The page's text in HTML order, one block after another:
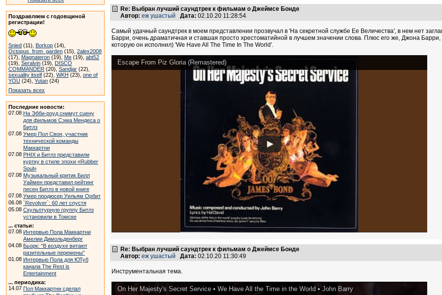
Поздравляем с годовщиной
регистрации!
Snied (11), Borkop (14),
Octopus_from_garden (15), 2alex2008
(17), Magnateron (19), Me (19), abt52
(19), Seralvin (19), DISCO
COMMANDER (20), Sandjar (22),
sexuality itself (22), WKH (23), one of
YOU (24), Yutan (24)
Показать всех
Последние новости:
07.08 На Эбби-роуд снимут сцену
для фильмов Сэма Мендеса о
Битлз
07.08 Умер Пол Свон, участник
технической команды
Маккартни
07.08 PHIX и Битлз представили
куртку в стиле эпохи «Rubber
Soul»
07.08 Музыкальный критик Билл
Уаймен представил рейтинг
песен Битлз в новой книге
07.08 Умер продюсер Уильям Орбит
06.08 `Revolver`: 60 лет спустя
05.08 Скульптурную группу Битлз
установили в Томске
... статьи:
07.08 Интервью Пола Маккартни
Амелии Димольденберг
04.08 Бьорк: “В воздухе витают
разительные перемены”
01.08 Интервью Пола для ЮТуб
канала The Rest is
Entertainment
... периодика:
14.07 Пол Маккартни сделал
Re: Выбран лучший саундтрек к фильмам о Джеймсе Бонде
Автор: еж ушастый Дата: 02.10.20 11:28:54
Самый удачный саундтрек в моем представлении прозвучал в 'На секретной службе Ее Величества', в нем нет
Барри, очень драматичная и ставшая просто хрестоматийной в лучшем значении слова. Плюс его же, Джона
которую он исполнил) 'We Have All The Time In The World'.
Escape From Piz Gloria (Remastered)
Re: Выбран лучший саундтрек к фильмам о Джеймсе Бонде
Автор: еж ушастый Дата: 02.10.20 11:30:49
Инструментальная тема.
On Her Majesty's Secret Service • We Have All the Time in the World • John Barry